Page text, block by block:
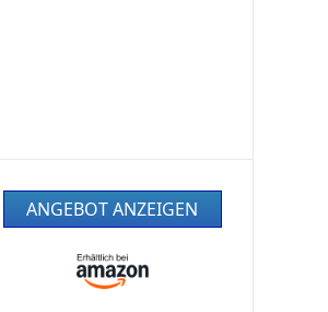
ANGEBOT ANZEIGEN